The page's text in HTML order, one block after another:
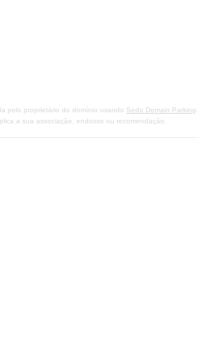
pelo proprietário do domínio usando Sedo Domain Parking
a sua associação, endosso ou recomendação.